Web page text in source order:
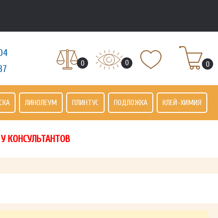
0 0 0
ЛИНОЛЕУМ ПЛИНТУС ПОДЛОЖКА КЛЕЙ-ХИМИЯ
КОНСУЛЬТАНТОВ